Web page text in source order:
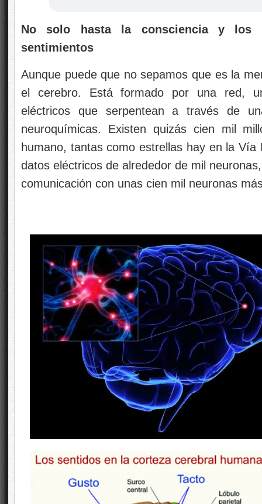
No solo hasta la consciencia y los
sentimientos
Aunque puede que no sepamos que es la
el cerebro. Está formado por una red,
eléctricos que serpentean a través de
neuroquímicas. Existen quizás cien mil
humano, tantas como estrellas hay en la
datos eléctricos de alrededor de mil
comunicación con unas cien mil neuronas